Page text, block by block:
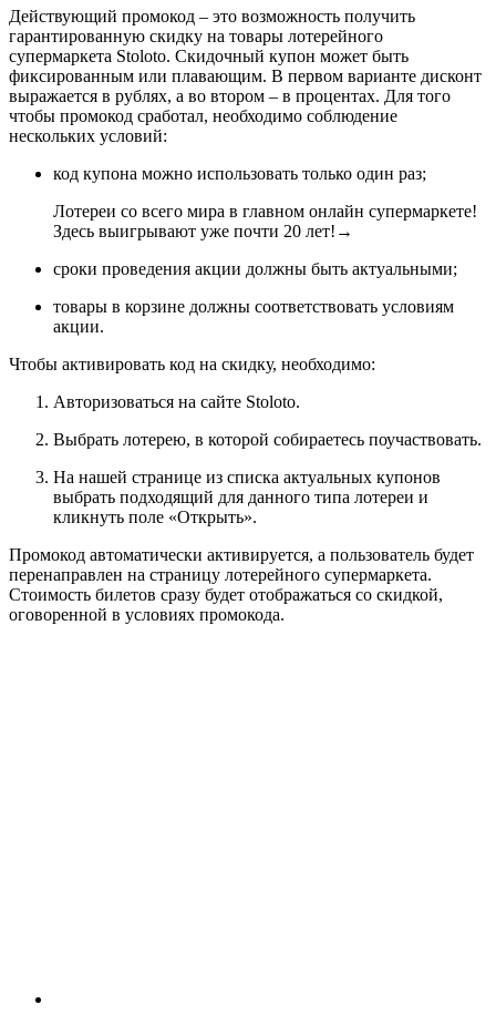
Действующий промокод – это возможность получить
гарантированную скидку на товары лотерейного
супермаркета Stoloto. Скидочный купон может быть
фиксированным или плавающим. В первом варианте дисконт
выражается в рублях, а во втором – в процентах. Для того
чтобы промокод сработал, необходимо соблюдение
нескольких условий:
код купона можно использовать только один раз;
Лотереи со всего мира в главном онлайн супермаркете!
Здесь выигрывают уже почти 20 лет! →
сроки проведения акции должны быть актуальными;
товары в корзине должны соответствовать условиям
акции.
Чтобы активировать код на скидку, необходимо:
Авторизоваться на сайте Stoloto.
Выбрать лотерею, в которой собираетесь поучаствовать.
На нашей странице из списка актуальных купонов
выбрать подходящий для данного типа лотереи и
кликнуть поле «Открыть».
Промокод автоматически активируется, а пользователь будет
перенаправлен на страницу лотерейного супермаркета.
Стоимость билетов сразу будет отображаться со скидкой,
оговоренной в условиях промокода.